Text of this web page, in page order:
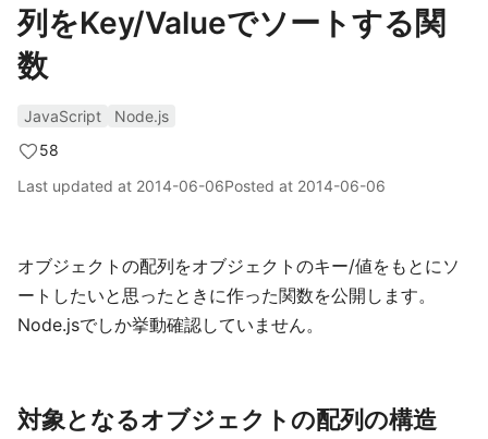
列をKey/Valueでソートする関
数
JavaScript
Node.js
58
Last updated at 2014-06-06Posted at 2014-06-06
オブジェクトの配列をオブジェクトのキー/値をもとにソ
ートしたいと思ったときに作った関数を公開します。
Node.jsでしか挙動確認していません。
対象となるオブジェクトの配列の構造